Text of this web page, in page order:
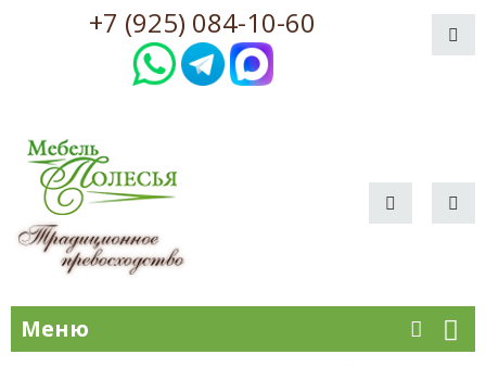
+7 (925) 084-10-60
Меню